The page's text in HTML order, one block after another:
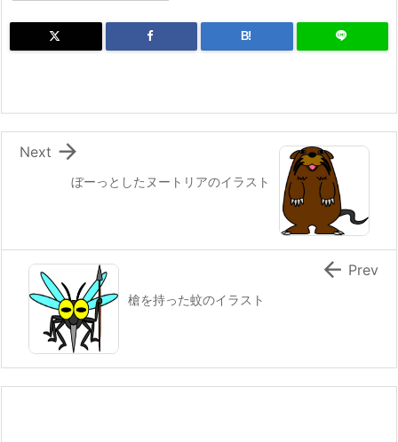
B!
ぼーっとしたヌートリアのイラスト

Next
槍を持った蚊のイラスト
 Prev